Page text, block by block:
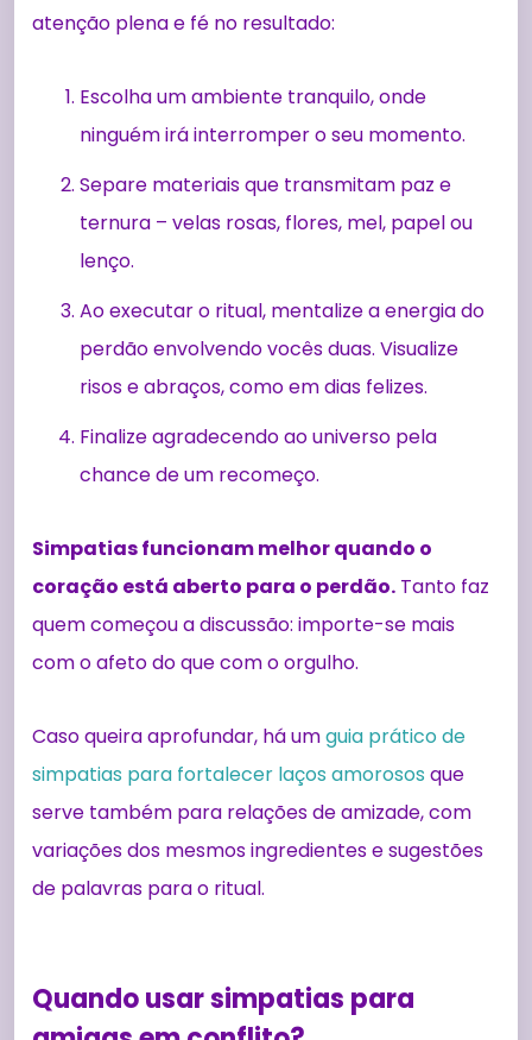
atenção plena e fé no resultado:
Escolha um ambiente tranquilo, onde
ninguém irá interromper o seu momento.
Separe materiais que transmitam paz e
ternura – velas rosas, flores, mel, papel ou
lenço.
Ao executar o ritual, mentalize a energia do
perdão envolvendo vocês duas. Visualize
risos e abraços, como em dias felizes.
Finalize agradecendo ao universo pela
chance de um recomeço.
Simpatias funcionam melhor quando o
coração está aberto para o perdão. Tanto faz
quem começou a discussão: importe-se mais
com o afeto do que com o orgulho.
Caso queira aprofundar, há umguia prático de
simpatias para fortalecer laços amorosos que
serve também para relações de amizade, com
variações dos mesmos ingredientes e sugestões
de palavras para o ritual.
Quando usar simpatias para